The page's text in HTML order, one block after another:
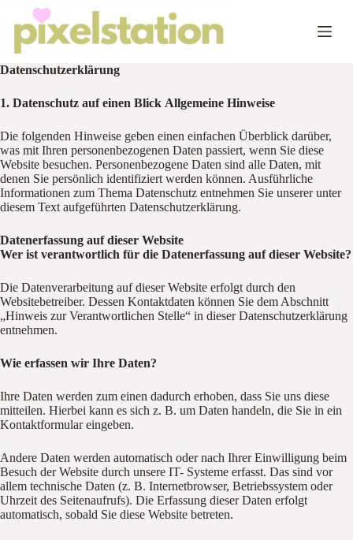
springen
Datenschutzerklärung
1. Datenschutz auf einen Blick Allgemeine Hinweise
Die folgenden Hinweise geben einen einfachen Überblick darüber,
was mit Ihren personenbezogenen Daten passiert, wenn Sie diese
Website besuchen. Personenbezogene Daten sind alle Daten, mit
denen Sie persönlich identifiziert werden können. Ausführliche
Informationen zum Thema Datenschutz entnehmen Sie unserer unter
diesem Text aufgeführten Datenschutzerklärung.
Datenerfassung auf dieser Website
Wer ist verantwortlich für die Datenerfassung auf dieser Website?
Die Datenverarbeitung auf dieser Website erfolgt durch den
Websitebetreiber. Dessen Kontaktdaten können Sie dem Abschnitt
„Hinweis zur Verantwortlichen Stelle“ in dieser Datenschutzerklärung
entnehmen.
Wie erfassen wir Ihre Daten?
Ihre Daten werden zum einen dadurch erhoben, dass Sie uns diese
mitteilen. Hierbei kann es sich z. B. um Daten handeln, die Sie in ein
Kontaktformular eingeben.
Andere Daten werden automatisch oder nach Ihrer Einwilligung beim
Besuch der Website durch unsere IT- Systeme erfasst. Das sind vor
allem technische Daten (z. B. Internetbrowser, Betriebssystem oder
Uhrzeit des Seitenaufrufs). Die Erfassung dieser Daten erfolgt
automatisch, sobald Sie diese Website betreten.